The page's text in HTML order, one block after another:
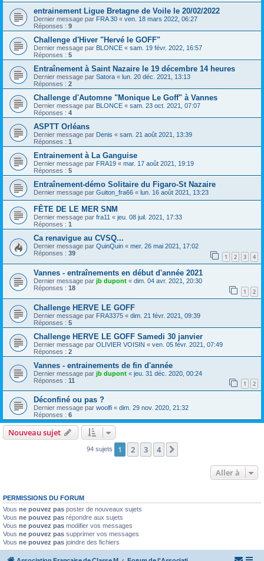
entrainement Ligue Bretagne de Voile le 20/02/2022
Dernier message par FRA 30 « ven. 18 mars 2022, 06:27
Réponses : 9
Challenge d'Hiver "Hervé le GOFF"
Dernier message par BLONCE « sam. 19 févr. 2022, 16:57
Réponses : 5
Entraînement à Saint Nazaire le 19 décembre 14 heures
Dernier message par Satora « lun. 20 déc. 2021, 13:13
Réponses : 2
Challenge d'Automne "Monique Le Goff" à Vannes
Dernier message par BLONCE « sam. 23 oct. 2021, 07:07
Réponses : 4
ASPTT Orléans
Dernier message par Denis « sam. 21 août 2021, 13:39
Réponses : 1
Entrainement à La Ganguise
Dernier message par FRA19 « mar. 17 août 2021, 19:19
Réponses : 5
Entraînement-démo Solitaire du Figaro-St Nazaire
Dernier message par Guiton_fra66 « lun. 16 août 2021, 13:23
FÊTE DE LE MER SNM
Dernier message par fra11 « jeu. 08 juil. 2021, 17:33
Réponses : 1
Ca renavigue au CVSQ...
Dernier message par QuinQuin « mer. 26 mai 2021, 17:02
Réponses : 39 1 2 3 4
Vannes - entraînements en début d'année 2021
Dernier message par jb dupont « dim. 04 avr. 2021, 20:30
Réponses : 18 1 2
Challenge HERVE LE GOFF
Dernier message par FRA3375 « dim. 21 févr. 2021, 09:39
Réponses : 5
Challenge HERVE LE GOFF Samedi 30 janvier
Dernier message par OLIVIER VOISIN « ven. 05 févr. 2021, 07:49
Réponses : 2
Vannes - entrainements de fin d'année
Dernier message par jb dupont « jeu. 31 déc. 2020, 00:24
Réponses : 11 1 2
Déconfiné ou pas ?
Dernier message par woolfi « dim. 29 nov. 2020, 21:32
Réponses : 6
Nouveau sujet
94 sujets 1 2 3 4
Aller à
PERMISSIONS DU FORUM
Vous ne pouvez pas poster de nouveaux sujets
Vous ne pouvez pas répondre aux sujets
Vous ne pouvez pas modifier vos messages
Vous ne pouvez pas supprimer vos messages
Vous ne pouvez pas joindre des fichiers